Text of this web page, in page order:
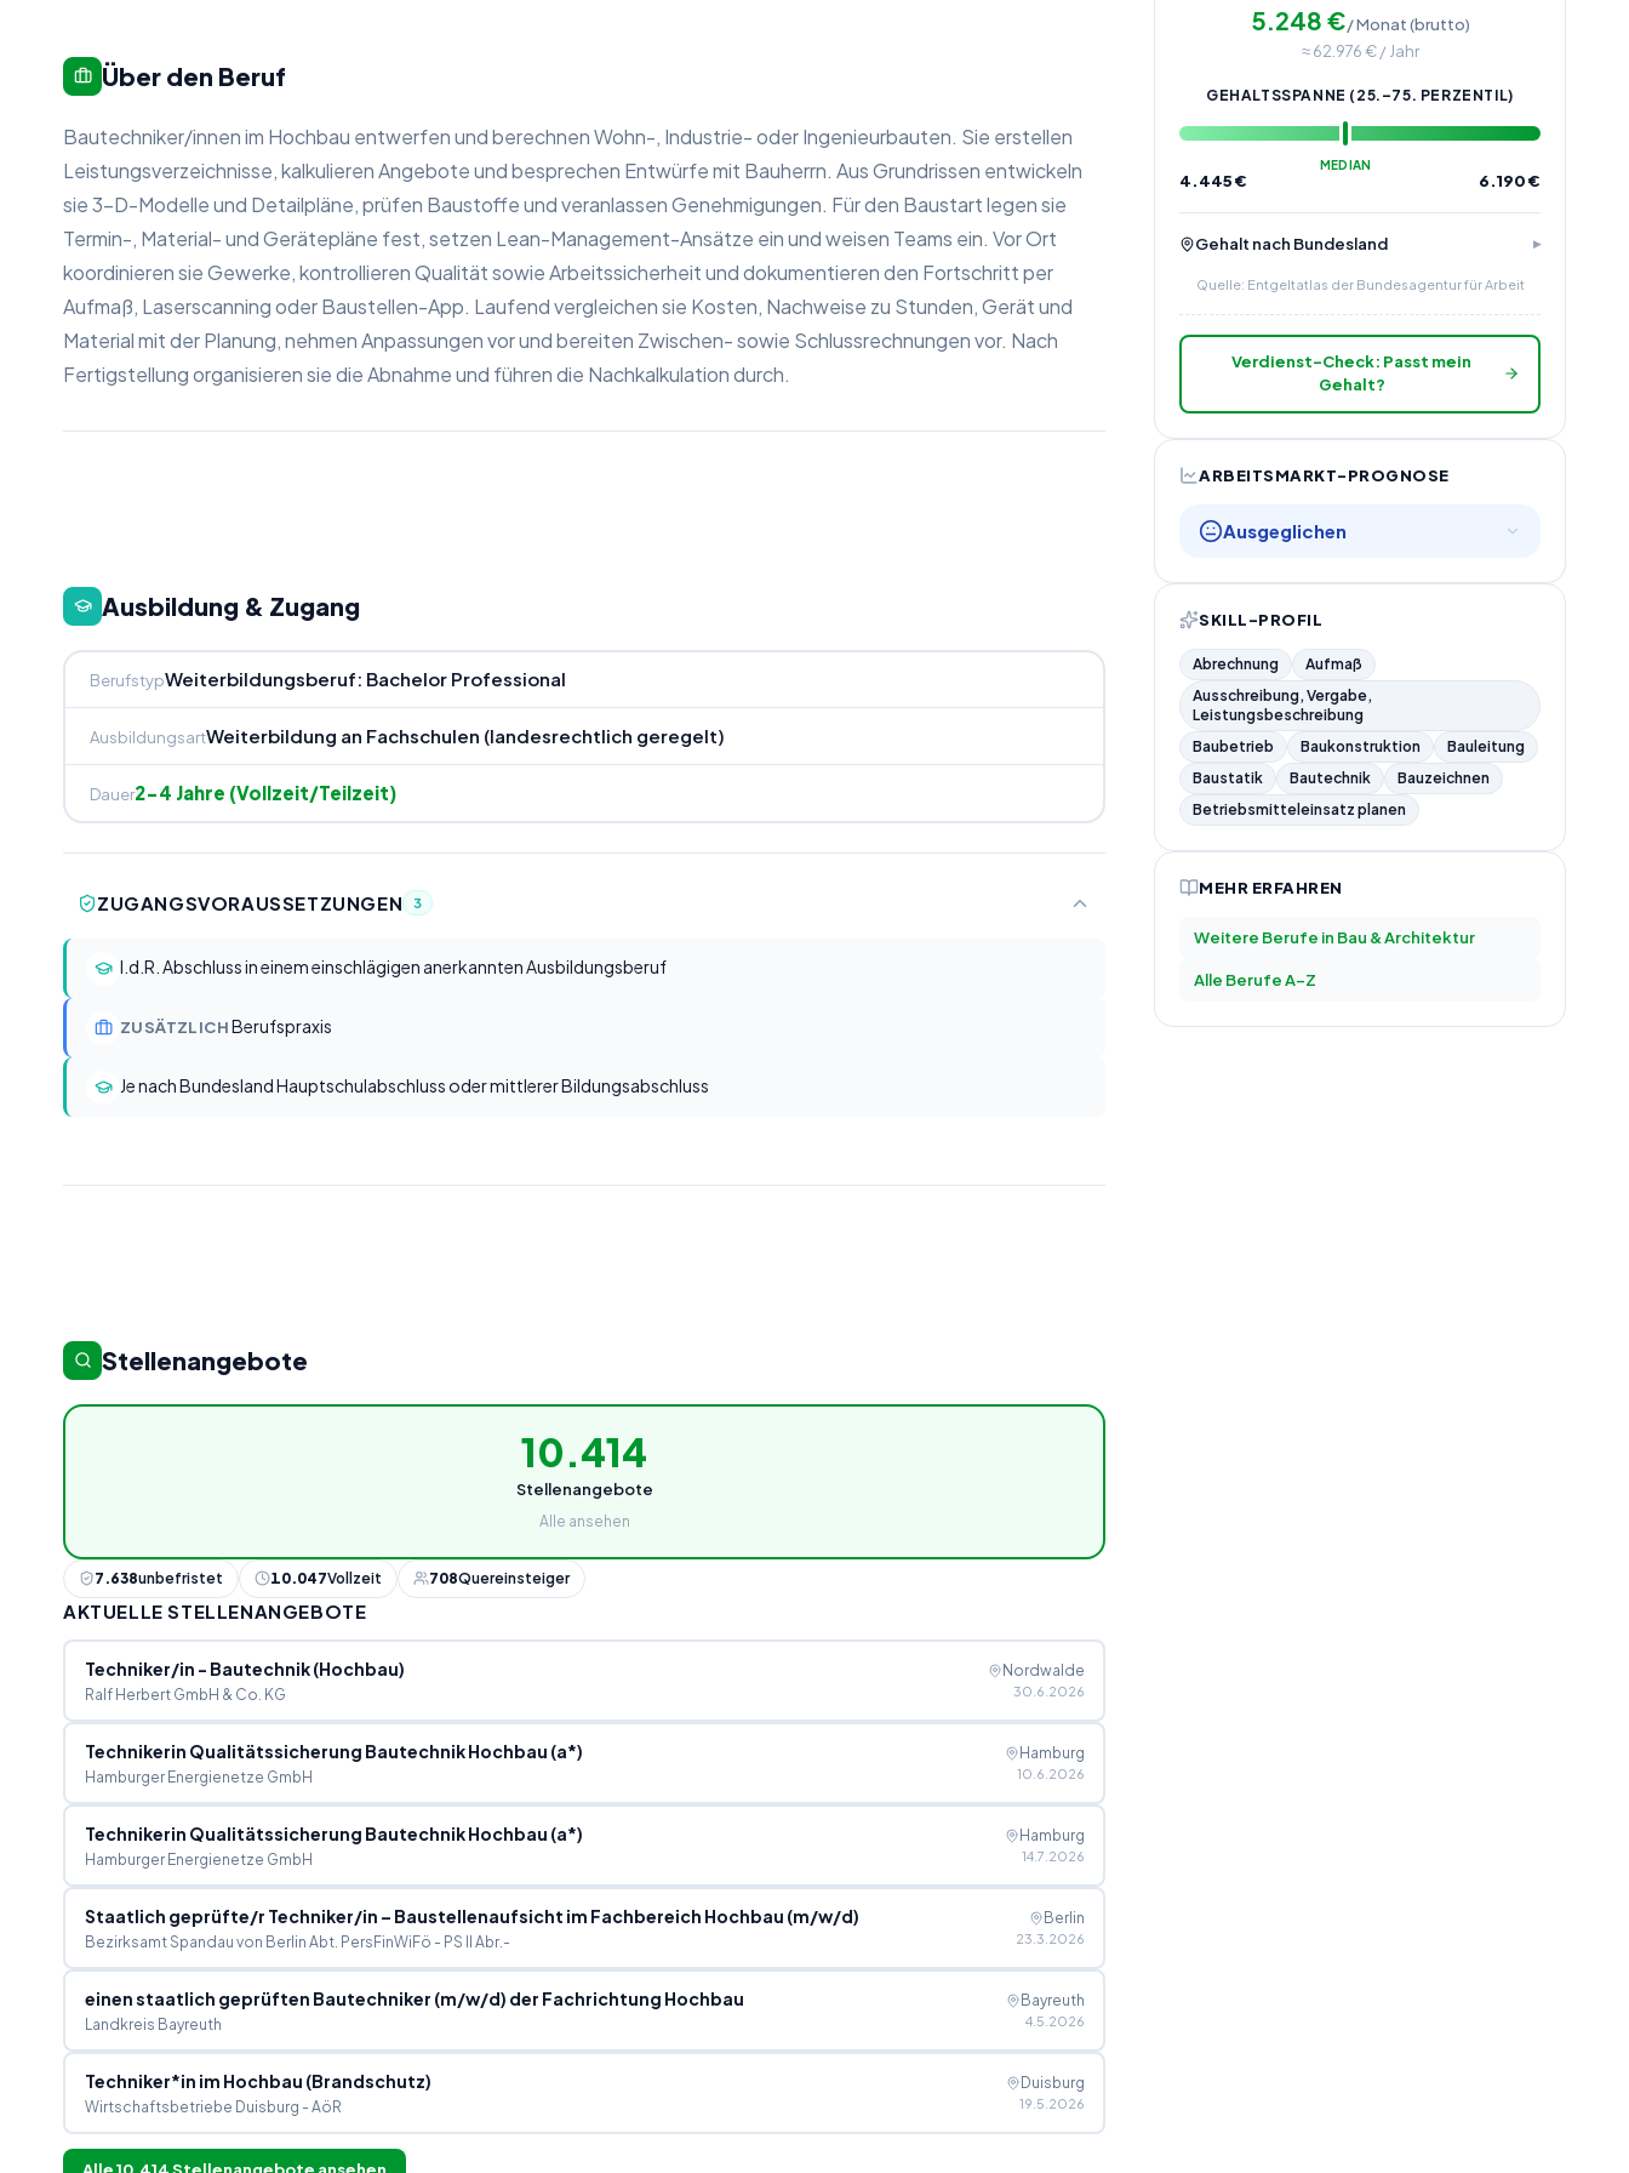
Über den Beruf
Bautechniker/innen im Hochbau entwerfen und berechnen Wohn-, Industrie- oder Ingenieurbauten. Sie erstellen
Leistungsverzeichnisse, kalkulieren Angebote und besprechen Entwürfe mit Bauherrn. Aus Grundrissen entwickeln
sie 3-D-Modelle und Detailpläne, prüfen Baustoffe und veranlassen Genehmigungen. Für den Baustart legen sie
Termin-, Material- und Gerätepläne fest, setzen Lean-Management-Ansätze ein und weisen Teams ein. Vor Ort
koordinieren sie Gewerke, kontrollieren Qualität sowie Arbeitssicherheit und dokumentieren den Fortschritt per
Aufmaß, Laserscanning oder Baustellen-App. Laufend vergleichen sie Kosten, Nachweise zu Stunden, Gerät und
Material mit der Planung, nehmen Anpassungen vor und bereiten Zwischen- sowie Schlussrechnungen vor. Nach
Fertigstellung organisieren sie die Abnahme und führen die Nachkalkulation durch.
Ausbildung & Zugang
BerufstypWeiterbildungsberuf: Bachelor Professional
AusbildungsartWeiterbildung an Fachschulen (landesrechtlich geregelt)
Dauer2-4 Jahre (Vollzeit/Teilzeit)
ZUGANGSVORAUSSETZUNGEN 3
I.d.R. Abschluss in einem einschlägigen anerkannten Ausbildungsberuf
ZUSÄTZLICHBerufspraxis
Je nach Bundesland Hauptschulabschluss oder mittlerer Bildungsabschluss
Stellenangebote
10.414
Stellenangebote
Alle ansehen
7.638unbefristet 10.047Vollzeit 708Quereinsteiger
AKTUELLE STELLENANGEBOTE
Techniker/in - Bautechnik (Hochbau)
Ralf Herbert GmbH & Co. KG
Nordwalde
30.6.2026
Technikerin Qualitätssicherung Bautechnik Hochbau (a*)
Hamburger Energienetze GmbH
Hamburg
10.6.2026
Technikerin Qualitätssicherung Bautechnik Hochbau (a*)
Hamburger Energienetze GmbH
Hamburg
14.7.2026
Staatlich geprüfte/r Techniker/in – Baustellenaufsicht im Fachbereich Hochbau (m/w/d)
Bezirksamt Spandau von Berlin Abt. PersFinWiFö - PS II Abr.-
Berlin
23.3.2026
einen staatlich geprüften Bautechniker (m/w/d) der Fachrichtung Hochbau
Landkreis Bayreuth
Bayreuth
4.5.2026
Techniker*in im Hochbau (Brandschutz)
Wirtschaftsbetriebe Duisburg - AöR
Duisburg
19.5.2026
5.248 €/ Monat (brutto)
≈62.976€ / Jahr
GEHALTSSPANNE (25.–75. PERZENTIL)
MEDIAN
4.445€ 6.190€
Gehalt nach Bundesland
Quelle: Entgeltatlas der Bundesagentur für Arbeit
Verdienst-Check: Passt mein
Gehalt?
ARBEITSMARKT-PROGNOSE
Ausgeglichen
SKILL-PROFIL
Abrechnung
Aufmaß
Ausschreibung, Vergabe,
Leistungsbeschreibung
Baubetrieb
Baukonstruktion
Bauleitung
Baustatik
Bautechnik
Bauzeichnen
Betriebsmitteleinsatz planen
MEHR ERFAHREN
Weitere Berufe in Bau & Architektur
Alle Berufe A–Z